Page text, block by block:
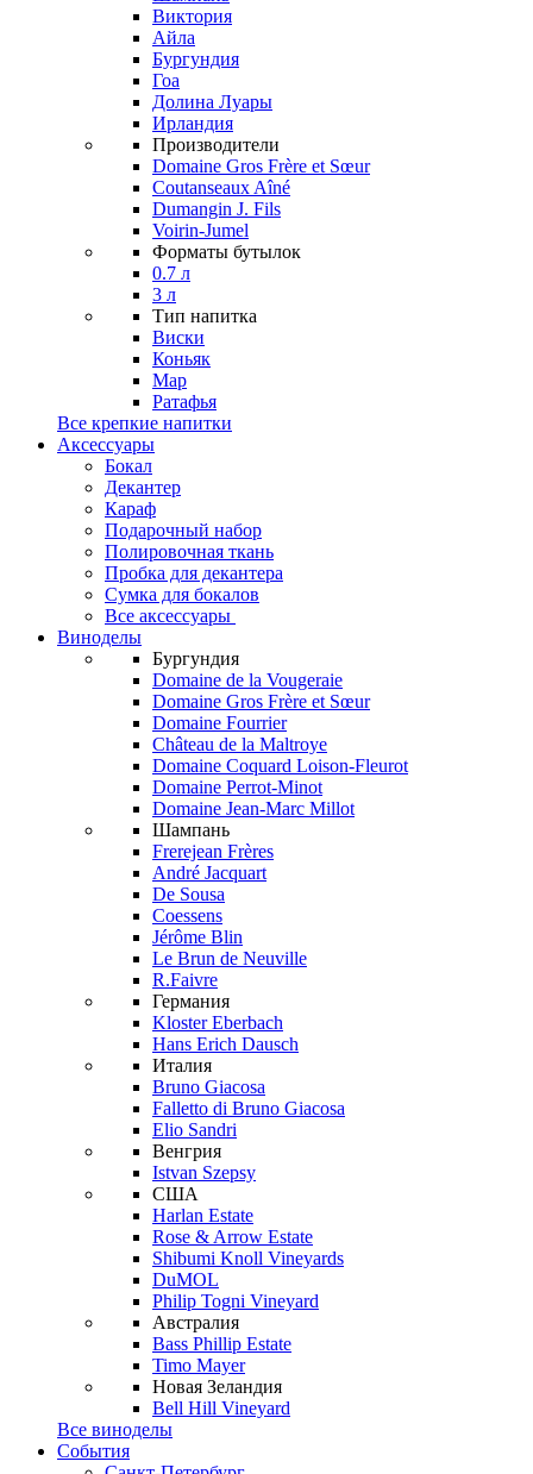
Виктория
Айла
Бургундия
Гоа
Долина Луары
Ирландия
Производители
Domaine Gros Frère et Sœur
Coutanseaux Aîné
Dumangin J. Fils
Voirin-Jumel
Форматы бутылок
0.7 л
3 л
Тип напитка
Виски
Коньяк
Мар
Ратафья
Все крепкие напитки
Аксессуары
Бокал
Декантер
Караф
Подарочный набор
Полировочная ткань
Пробка для декантера
Сумка для бокалов
Все аксессуары
Виноделы
Бургундия
Domaine de la Vougeraie
Domaine Gros Frère et Sœur
Domaine Fourrier
Château de la Maltroye
Domaine Coquard Loison-Fleurot
Domaine Perrot-Minot
Domaine Jean-Marc Millot
Шампань
Frerejean Frères
André Jacquart
De Sousa
Coessens
Jérôme Blin
Le Brun de Neuville
R.Faivre
Германия
Kloster Eberbach
Hans Erich Dausch
Италия
Bruno Giacosa
Falletto di Bruno Giacosa
Elio Sandri
Венгрия
Istvan Szepsy
США
Harlan Estate
Rose & Arrow Estate
Shibumi Knoll Vineyards
DuMOL
Philip Togni Vineyard
Австралия
Bass Phillip Estate
Timo Mayer
Новая Зеландия
Bell Hill Vineyard
Все виноделы
События